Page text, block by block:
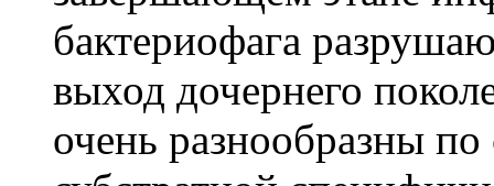
бактериофага
выход дочернего
очень разнообразны